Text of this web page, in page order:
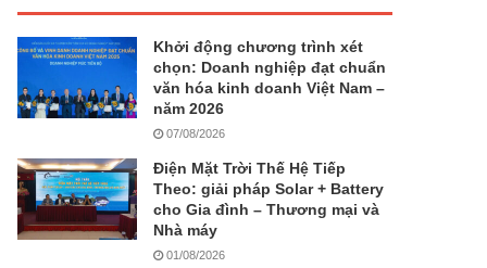
Khởi động chương trình xét
chọn: Doanh nghiệp đạt chuẩn
văn hóa kinh doanh Việt Nam –
năm 2026
07/08/2026
Điện Mặt Trời Thế Hệ Tiếp
Theo: giải pháp Solar + Battery
cho Gia đình – Thương mại và
Nhà máy
01/08/2026